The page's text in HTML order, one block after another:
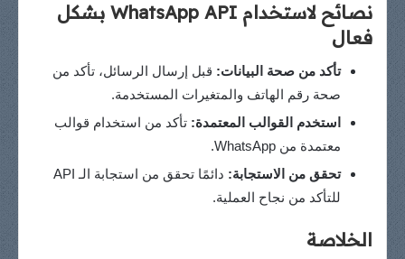
نصائح لاستخدام WhatsApp API بشكل
فعال
تأكد من صحة البيانات: قبل إرسال الرسائل، تأكد من
صحة رقم الهاتف والمتغيرات المستخدمة.
استخدم القوالب المعتمدة: تأكد من استخدام قوالب
معتمدة من WhatsApp.
تحقق من الاستجابة:
دائمًا تحقق من استجابة الـ API
للتأكد من نجاح العملية.
الخلاصة